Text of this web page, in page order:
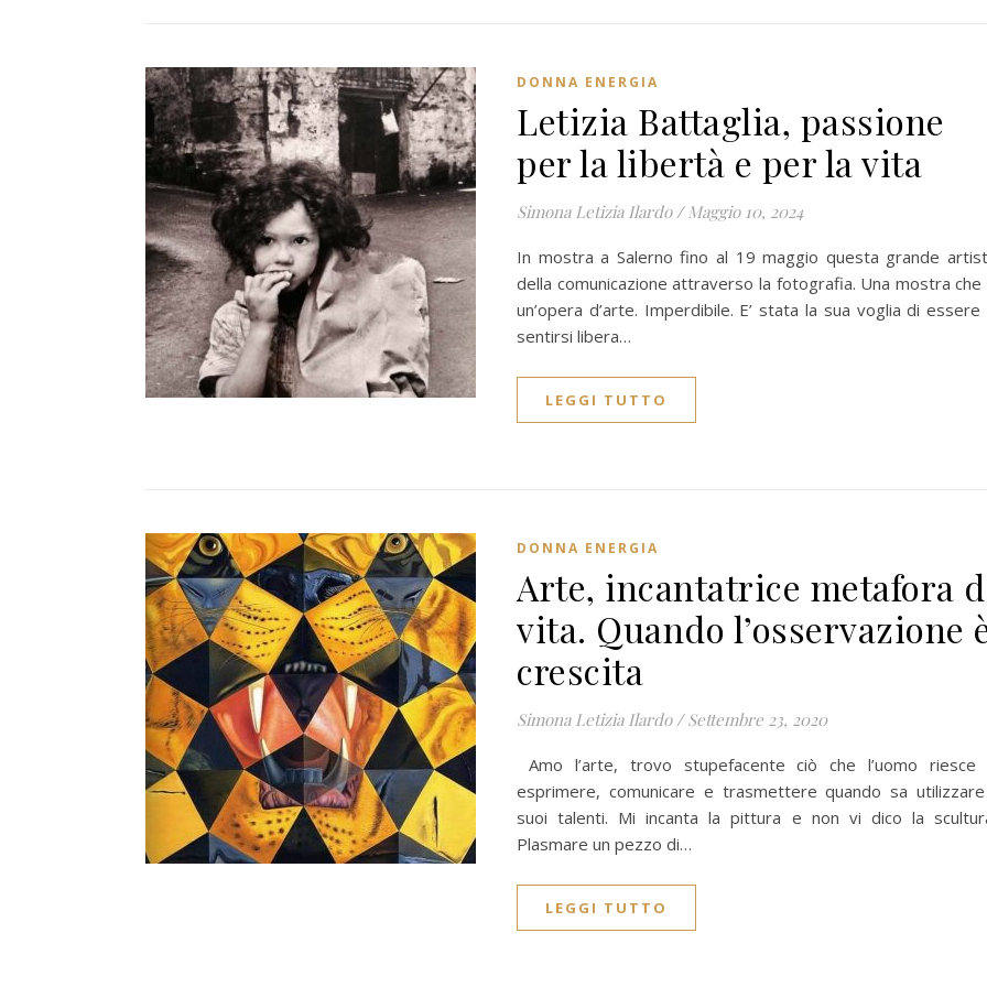
DONNA ENERGIA
Letizia Battaglia, passione
per la libertà e per la vita
Simona Letizia Ilardo / Maggio 10, 2024
In mostra a Salerno fino al 19 maggio questa grande
della comunicazione attraverso la fotografia. Una mostra che
un’opera d’arte. Imperdibile. E’ stata la sua voglia di essere
sentirsi libera…
LEGGI TUTTO
DONNA ENERGIA
Arte, incantatrice metafora
vita. Quando l’osservazione
crescita
Simona Letizia Ilardo / Settembre 23, 2020
Amo l’arte, trovo stupefacente ciò che l’uomo riesce
esprimere, comunicare e trasmettere quando sa
suoi talenti. Mi incanta la pittura e non vi dico la
Plasmare un pezzo di…
LEGGI TUTTO